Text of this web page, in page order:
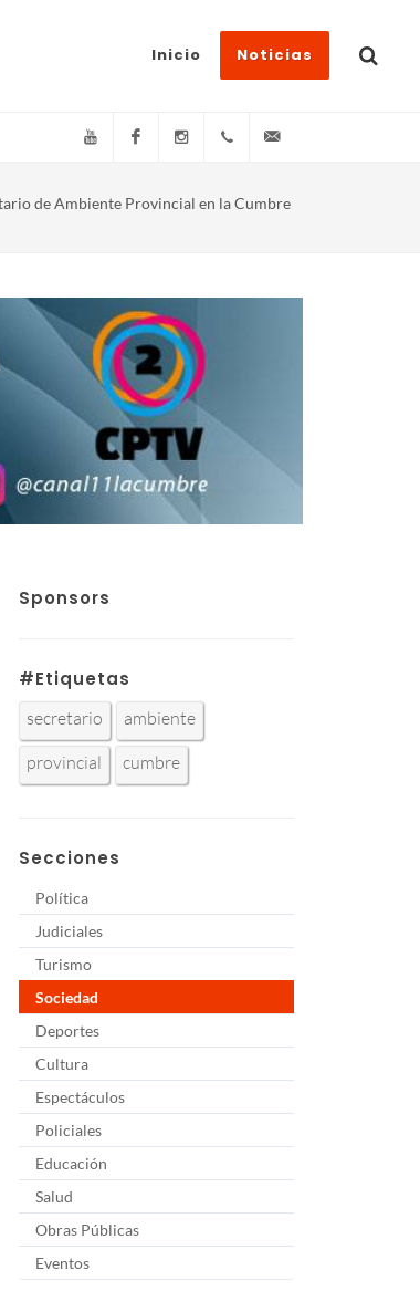
Inicio Noticias
YouTube FacebookInstagram(+54)(9)3548-576073
de Ambiente Provincial en la Cumbre
Sponsors
#Etiquetas
secretario
ambiente
provincial
cumbre
Secciones
Política
Judiciales
Turismo
Sociedad
Deportes
Cultura
Espectáculos
Policiales
Educación
Salud
Obras Públicas
Eventos